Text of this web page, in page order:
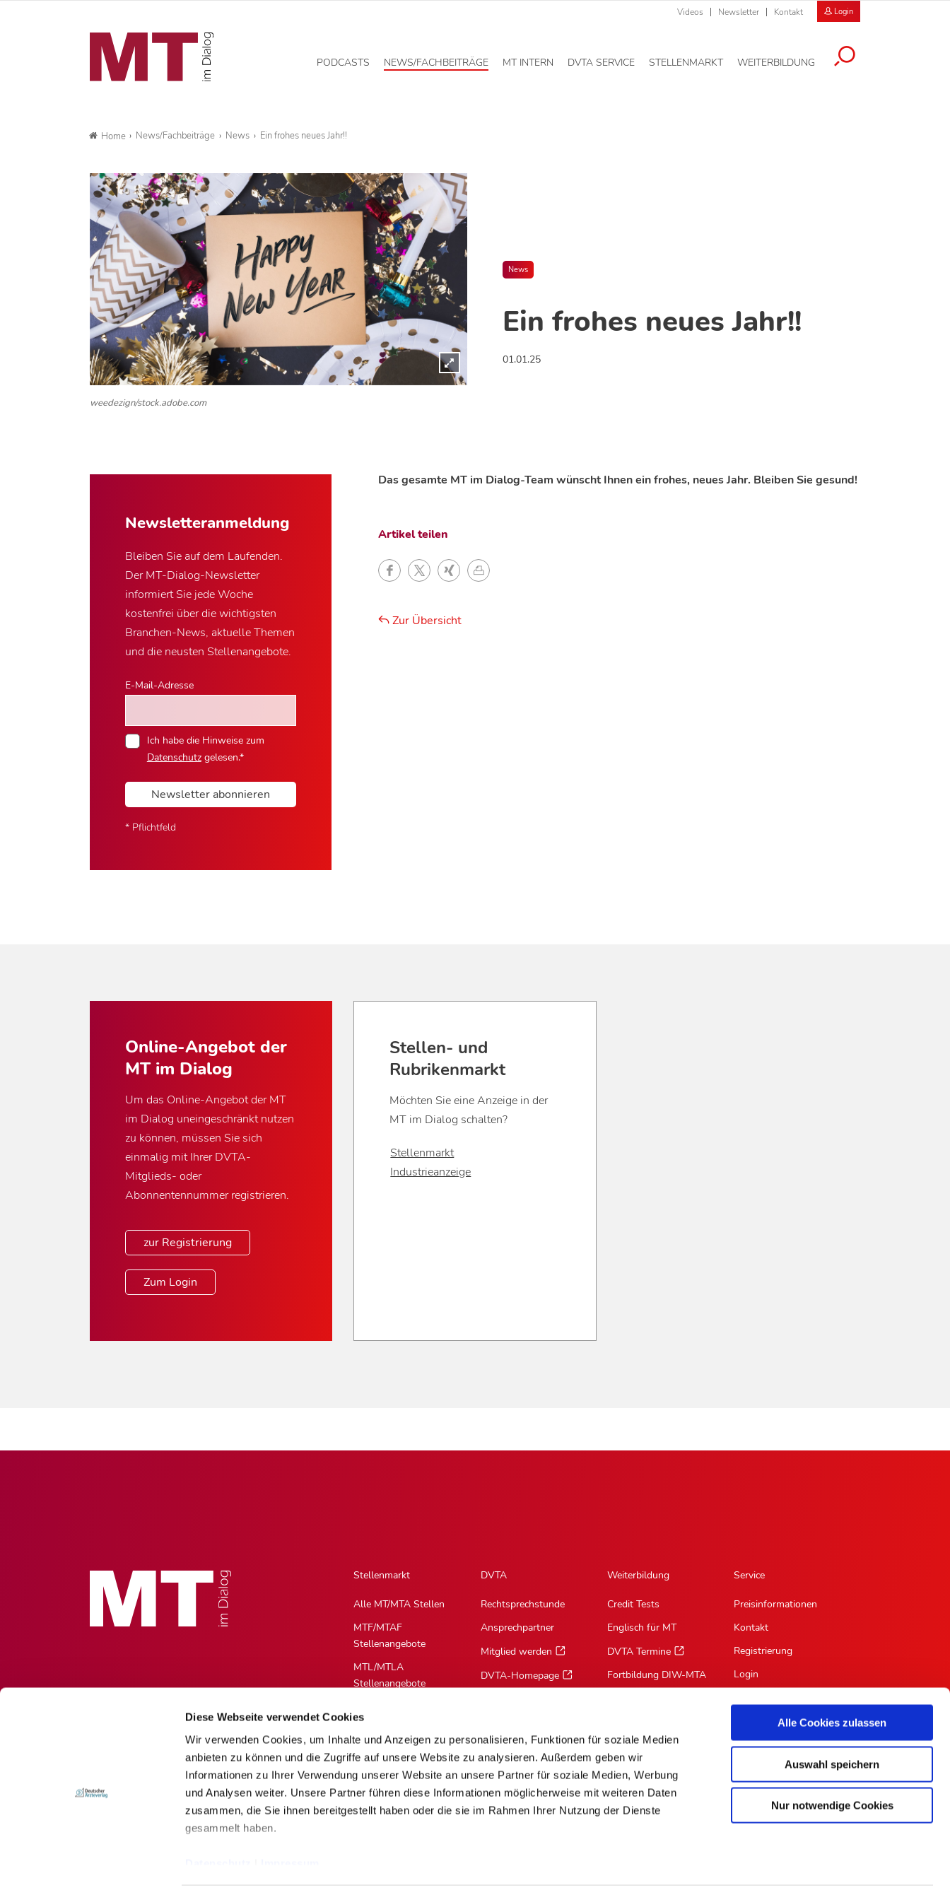
Diese Webseite verwendet Cookies
Wir verwenden Cookies, um Inhalte und Anzeigen zu personalisieren, Funktionen für soziale Medien
anbieten zu können und die Zugriffe auf unsere Website zu analysieren. Außerdem geben wir
Informationen zu Ihrer Verwendung unserer Website an unsere Partner für soziale Medien, Werbung
und Analysen weiter. Unsere Partner führen diese Informationen möglicherweise mit weiteren Daten
zusammen, die Sie ihnen bereitgestellt haben oder die sie im Rahmen Ihrer Nutzung der Dienste
gesammelt haben.
Alle Cookies zulassen
Auswahl speichern
Nur notwendige Cookies
Videos Newsletter Kontakt Login
PODCASTS NEWS/FACHBEITRÄGE MT INTERN DVTA SERVICE STELLENMARKT WEITERBILDUNG
Home News/Fachbeiträge News Ein frohes neues Jahr!!
News
Ein frohes neues Jahr!!
01.01.25
weedezign/stock.adobe.com
Newsletter­anmeldung
Bleiben Sie auf dem Laufenden.
Der MT-Dialog-Newsletter
informiert Sie jede Woche
kostenfrei über die wichtigsten
Branchen-News, aktuelle Themen
und die neusten Stellenangebote.
E-Mail-Adresse
Ich habe die Hinweise zum
Datenschutzgelesen.*
Newsletter abonnieren
* Pflichtfeld
Das gesamte MT im Dialog-Team wünscht Ihnen ein frohes, neues Jahr. Bleiben Sie gesund!
Artikel teilen
Zur Übersicht
Online-Angebot der
MT im Dialog
Um das Online-Angebot der MT
im Dialog uneingeschränkt nutzen
zu können, müssen Sie sich
einmalig mit Ihrer DVTA-
Mitglieds- oder
Abonnentennummer registrieren.
zur Registrierung
Zum Login
Stellen- und
Rubrikenmarkt
Möchten Sie eine Anzeige in der
MT im Dialog schalten?
Stellenmarkt
Industrieanzeige
Stellenmarkt
Alle MT/MTA Stellen
MTF/MTAF
Stellenangebote
MTL/MTLA
Stellenangebote
Stellenangebote
MTV/VMTA
Stellenangebote
DVTA
Rechtsprechstunde
Ansprechpartner
Mitglied werden
DVTA-Homepage
Weiterbildung
Credit Tests
Englisch für MT
DVTA Termine
Fortbildung DIW-MTA
Service
Preisinformationen
Kontakt
Registrierung
Login
RSS-Feed
Für Autoren